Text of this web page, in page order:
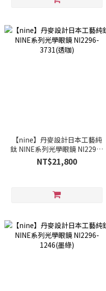
【nine】丹麥設計日本工藝純
鈦 NINE系列光學眼鏡 NI2296-
3731(透咖)
NT$21,800